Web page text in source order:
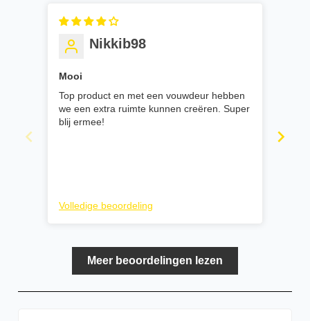
Nikkib98
Mooi
Top product en met een vouwdeur hebben
we een extra ruimte kunnen creëren. Super
blij ermee!
Volledige beoordeling
Meer beoordelingen lezen